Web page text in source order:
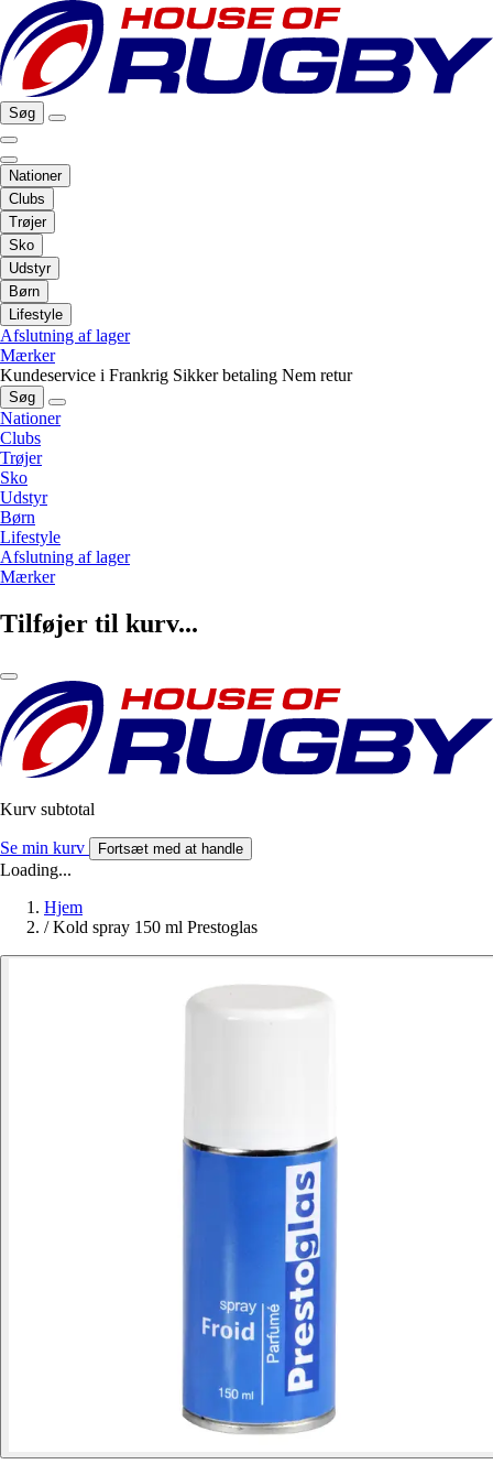
Søg
Nationer
Clubs
Trøjer
Sko
Udstyr
Børn
Lifestyle
Afslutning af lager
Mærker
Kundeservice i Frankrig Sikker betaling Nem retur
Søg
Nationer
Clubs
Trøjer
Sko
Udstyr
Børn
Lifestyle
Afslutning af lager
Mærker
Tilføjer til kurv...
Kurv subtotal
Se min kurv Fortsæt med at handle
Loading...
Hjem
/ Kold spray 150 ml Prestoglas